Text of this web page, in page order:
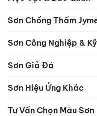
Sơn Chống Thấm
Sơn Công Nghiệp &
Sơn Giả Đá
Sơn Hiệu Ứng Khác
Tư Vấn Chọn Màu Sơn